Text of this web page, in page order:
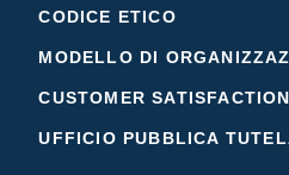
CODICE ETICO
MODELLO DI
CUSTOMER SATISFACTION
UFFICIO PUBBLICA